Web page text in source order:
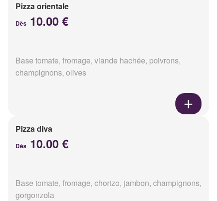
Pizza orientale
Dès 10.00 €
Base tomate, fromage, viande hachée, poivrons,
champignons, olives
Pizza diva
Dès 10.00 €
Base tomate, fromage, chorizo, jambon, champignons,
gorgonzola